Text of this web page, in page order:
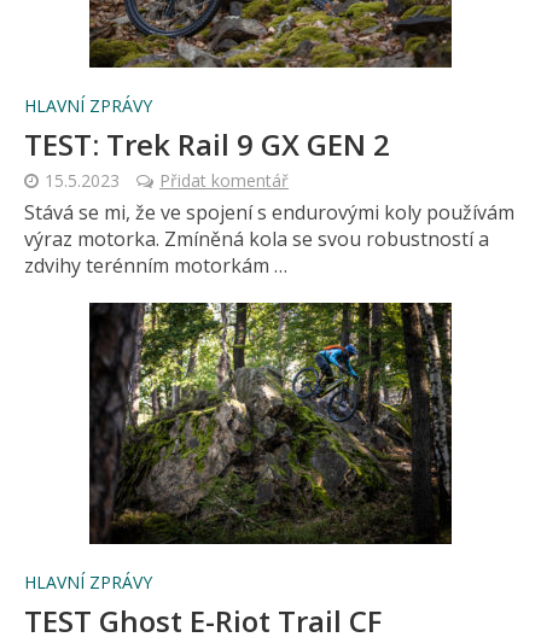
HLAVNÍ ZPRÁVY
TEST: Trek Rail 9 GX GEN 2
15.5.2023 Přidat komentář
Stává se mi, že ve spojení s endurovými koly používám
výraz motorka. Zmíněná kola se svou robustností a
zdvihy terénním motorkám …
HLAVNÍ ZPRÁVY
TEST Ghost E-Riot Trail CF